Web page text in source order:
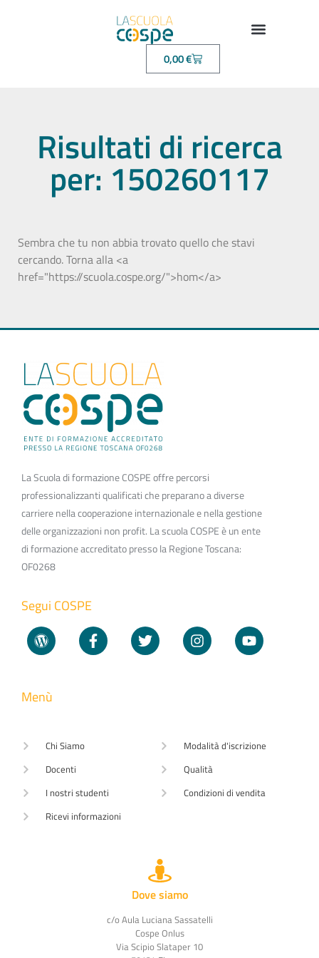
0,00€
Risultati di ricerca
per: 150260117
Sembra che tu non abbia trovato quello che stavi
cercando. Torna alla <a
href="https://scuola.cospe.org/">hom</a>
La Scuola di formazione COSPE offre percorsi
professionalizzanti qualificati che preparano a diverse
carriere nella cooperazione internazionale e nella gestione
delle organizzazioni non profit. La scuola COSPE è un ente
di formazione accreditato presso la Regione Toscana:
OF0268
Segui COSPE
Menù
Chi Siamo
Docenti
I nostri studenti
Ricevi informazioni
Modalità d'iscrizione
Qualità
Condizioni di vendita
Dove siamo
c/o Aula Luciana Sassatelli
Cospe Onlus
Via Scipio Slataper 10